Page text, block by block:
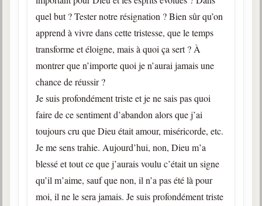
quel but ? Tester notre résignation ? Bien sûr qu’on
apprend à vivre dans cette tristesse, que le temps
transforme et éloigne, mais à quoi ça sert ? À
montrer que n’importe quoi je n’aurai jamais une
chance de réussir ?
Je suis profondément triste et je ne sais pas quoi
faire de ce sentiment d’abandon alors que j’ai
toujours cru que Dieu était amour, miséricorde, etc.
Je me sens trahie. Aujourd’hui, non, Dieu m’a
blessé et tout ce que j’aurais voulu c’était un signe
qu’il m’aime, sauf que non, il n’a pas été là pour
moi, il ne le sera jamais. Je suis profondément triste